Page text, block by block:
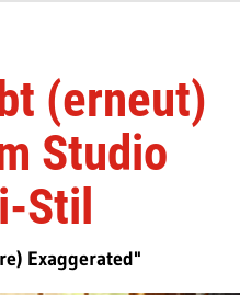
(erneut)
Studio
Stil
Exaggerated"